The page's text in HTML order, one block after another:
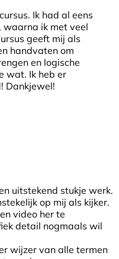
Ik had al eens
waarna ik met veel
geeft mij als
handvaten om
en logische
wat. Ik heb er
Dankjewel!
uitstekend stukje werk.
op mij als kijker.
video her te
detail nogmaals wil
wijzer van alle termen